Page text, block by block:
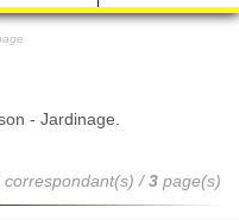
- Jardinage.
correspondant(s) /3 page(s)